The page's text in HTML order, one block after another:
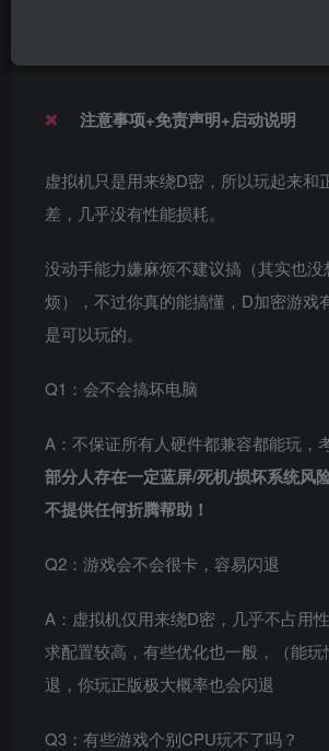
注意事项+免责声明+启动说明
虚拟机只是用来绕D密，所以玩起来和
差，几乎没有性能损耗。
没动手能力嫌麻烦不建议搞（其实也没
烦），不过你真的能搞懂，D加密游戏
是可以玩的。
Q1：会不会搞坏电脑
A：不保证所有人硬件都兼容都能玩，
部分人存在一定蓝屏/死机/损坏系统风
不提供任何折腾帮助！
Q2：游戏会不会很卡，容易闪退
A：虚拟机仅用来绕D密，几乎不占用
求配置较高，有些优化也一般，（能
退，你玩正版极大概率也会闪退
Q3：有些游戏个别CPU玩不了吗？